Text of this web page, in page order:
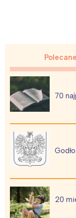
Polecane
70
20